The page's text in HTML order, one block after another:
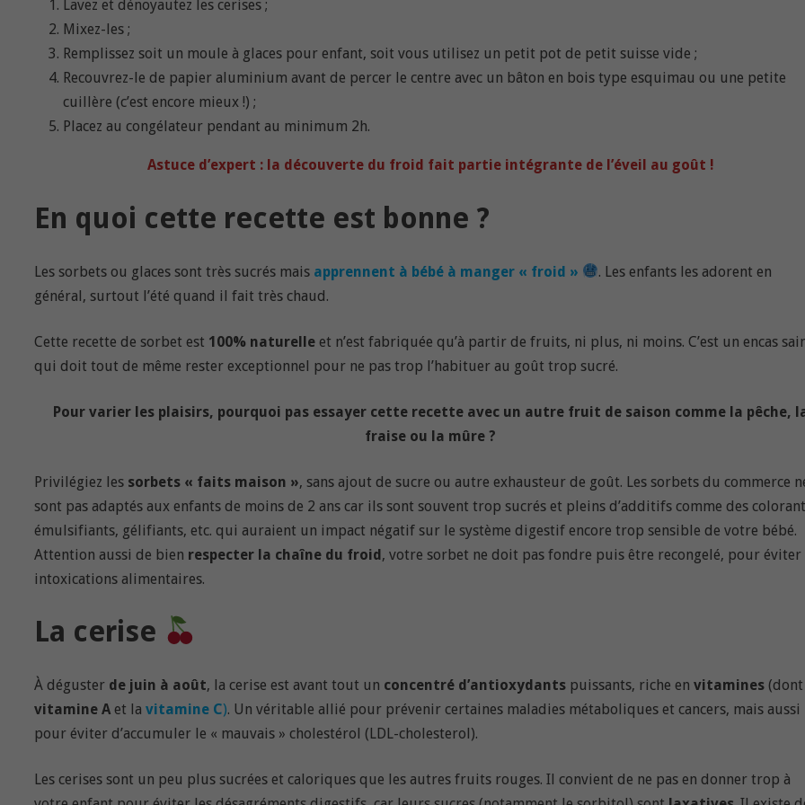
Lavez et dénoyautez les cerises ;
Mixez-les ;
Remplissez soit un moule à glaces pour enfant, soit vous utilisez un petit pot de petit suisse vide ;
Recouvrez-le de papier aluminium avant de percer le centre avec un bâton en bois type esquimau ou une petite
cuillère (c’est encore mieux !) ;
Placez au congélateur pendant au minimum 2h.
Astuce d’expert : la découverte du froid fait partie intégrante de l’éveil au goût !
En quoi cette recette est bonne ?
Les sorbets ou glaces sont très sucrés mais apprennent à bébé à manger « froid »
. Les enfants les adorent en
général, surtout l’été quand il fait très chaud.
Cette recette de sorbet est 100% naturelleet n’est fabriquée qu’à partir de fruits, ni plus, ni moins. C’est un encas
qui doit tout de même rester exceptionnel pour ne pas trop l’habituer au goût trop sucré.
Pour varier les plaisirs, pourquoi pas essayer cette recette avec un autre fruit de saison comme la pêche,
fraise ou la mûre ?
Privilégiez les sorbets « faits maison », sans ajout de sucre ou autre exhausteur de goût. Les sorbets du commerce
sont pas adaptés aux enfants de moins de 2 ans car ils sont souvent trop sucrés et pleins d’additifs comme des
émulsifiants, gélifiants, etc. qui auraient un impact négatif sur le système digestif encore trop sensible de votre bébé.
Attention aussi de bien respecter la chaîne du froid, votre sorbet ne doit pas fondre puis être recongelé, pour éviter
intoxications alimentaires.
La cerise
À déguster de juin à août, la cerise est avant tout un concentré d’antioxydantspuissants, riche en vitamines
vitamine Aet la vitamine C). Un véritable allié pour prévenir certaines maladies métaboliques et cancers, mais aussi
pour éviter d’accumuler le « mauvais » cholestérol (LDL-cholesterol).
Les cerises sont un peu plus sucrées et caloriques que les autres fruits rouges. Il convient de ne pas en donner trop à